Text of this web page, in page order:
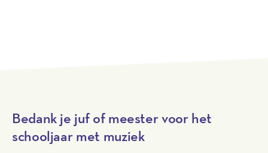
Bedank je juf of meester voor het
schooljaar met muziek